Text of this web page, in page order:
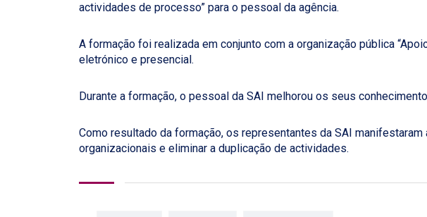
actividades de processo” para o pessoal da agência.
A formação foi realizada em conjunto com a organização pública
eletrónico e presencial.
Durante a formação, o pessoal da SAI melhorou os seus
Como resultado da formação, os representantes da SAI
organizacionais e eliminar a duplicação de actividades.